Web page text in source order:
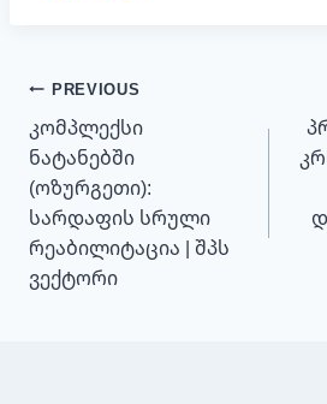
პოსტის
ნავიგაცია
PREVIOUS
კომპლექსი
ნატანებში
(ოზურგეთი):
სარდაფის სრული
რეაბილიტაცია | შპს
ვექტორი